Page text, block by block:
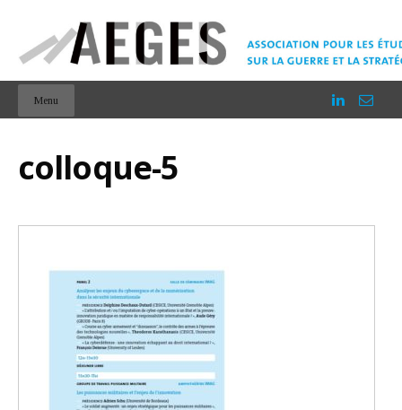
Menu
colloque-5